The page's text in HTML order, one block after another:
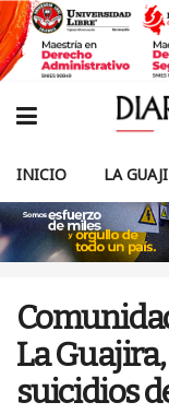
INICIO LA
La
suicidios